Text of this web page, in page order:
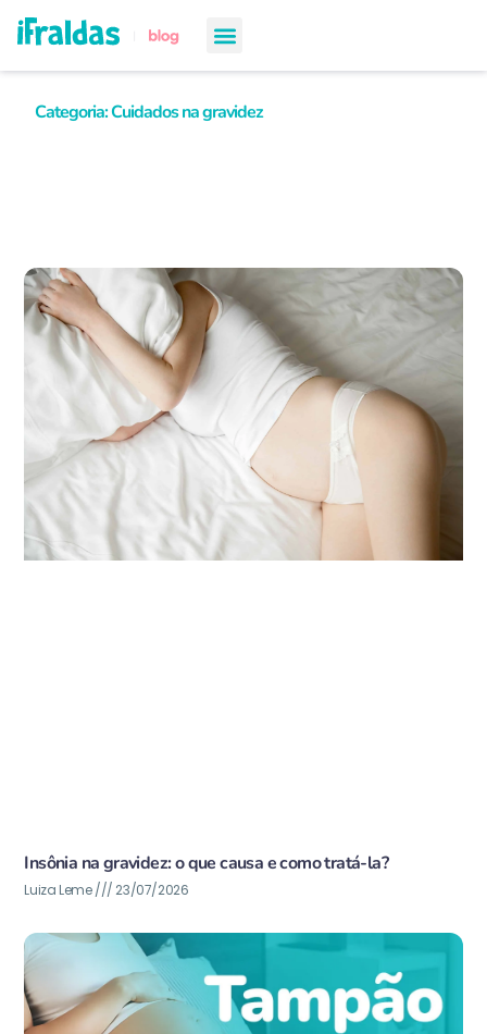
Categoria: Cuidados na gravidez
Insônia na gravidez: o que causa e como tratá-la?
Luiza Leme 23/07/2026